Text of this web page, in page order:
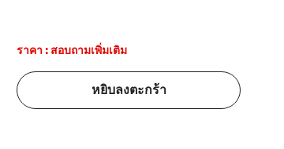
แพทย์
ระบบบาร์โค้ดในด้านการ
ราคา : สอบถามเพิ่มเติม
หยิบลงตะกร้า